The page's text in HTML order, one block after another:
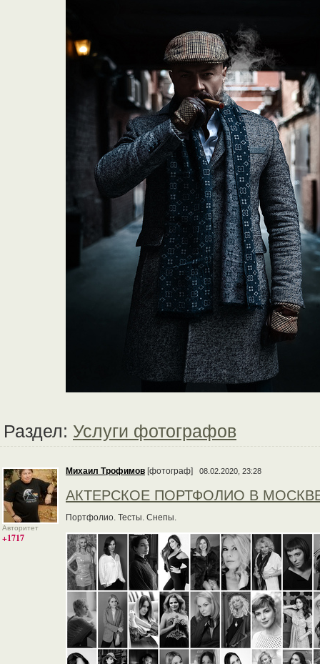
Раздел: Услуги фотографов
Авторитет
+1717
Михаил Трофимов [фотограф] 08.02.2020, 23:28
АКТЕРСКОЕ ПОРТФОЛИО В
Портфолио. Тесты. Снепы.